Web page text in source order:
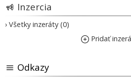
Inzercia
› Všetky inzeráty (0)
Pridať
Odkazy